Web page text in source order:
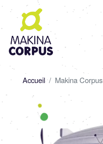
d'Ariane
Accueil Makina Corpus
Image